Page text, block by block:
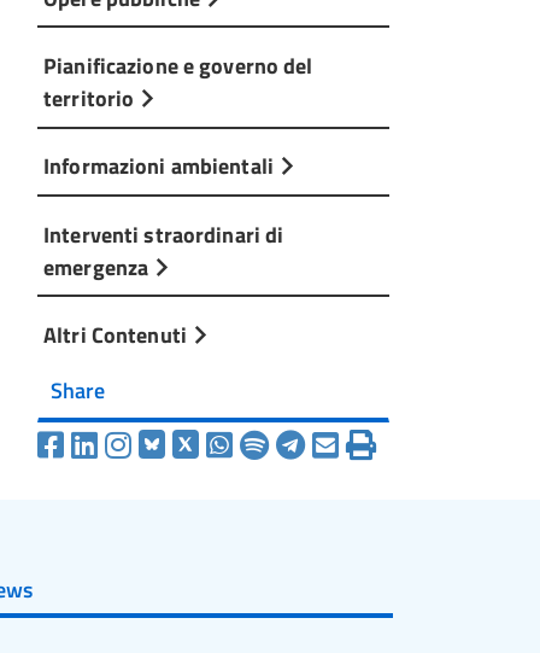
Pianificazione e governo del
territorio
Informazioni ambientali
Interventi straordinari di
emergenza
Altri Contenuti
Share